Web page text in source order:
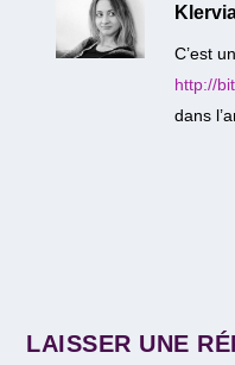
C’est
http://
dans
LAISSER UNE